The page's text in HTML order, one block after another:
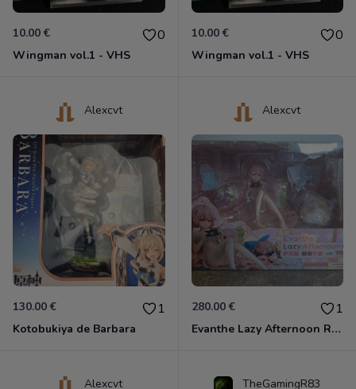
10.00 € 0
Wingman vol.1 - VHS
10.00 € 0
Wingman vol.1 - VHS
Alexcvt
130.00 € 1
Kotobukiya de Barbara
Alexcvt
280.00 € 1
Evanthe Lazy Afternoon Red Pride of Eden
Alexcvt TheGamingR83